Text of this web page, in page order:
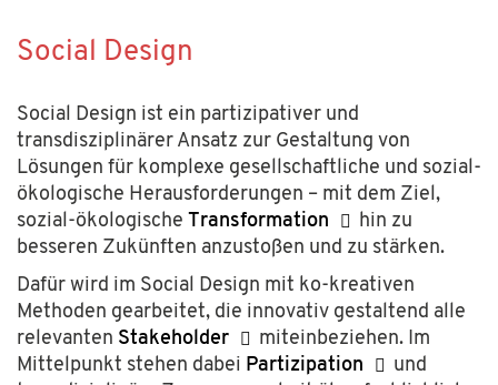
Social Design
Social Design ist ein partizipativer und
transdisziplinärer Ansatz zur Gestaltung von
Lösungen für komplexe gesellschaftliche und sozial-
ökologische Herausforderungen – mit dem Ziel,
sozial-ökologische Transformation
hin zu
besseren Zukünften anzustoßen und zu stärken.
Dafür wird im Social Design mit ko-kreativen
Methoden gearbeitet, die innovativ gestaltend alle
relevanten Stakeholder
miteinbeziehen. Im
Mittelpunkt stehen dabei Partizipation
und